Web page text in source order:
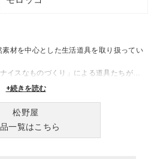
材を中心とした生活道具を取り扱ってい
イスなものづくり」による道具たちが、
+続きを読む
松野屋
一覧はこちら